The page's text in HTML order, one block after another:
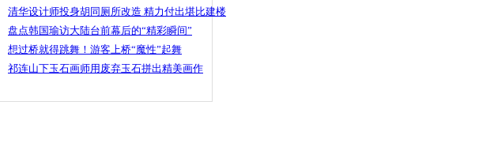
清华设计师投身胡同厕所改造 精力付出堪比建楼
盘点韩国瑜访大陆台前幕后的“精彩瞬间”
想过桥就得跳舞！游客上桥“魔性”起舞
祁连山下玉石画师用废弃玉石拼出精美画作